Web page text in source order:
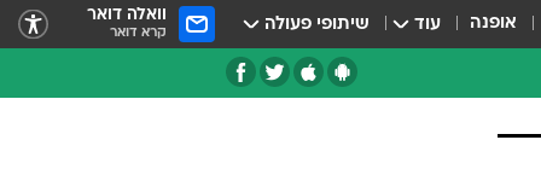
אופנה עוד שיתופי פעולה וואלה דואר
קרא דואר